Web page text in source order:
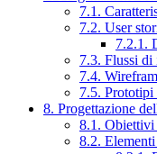
7.1.
7.2. User
7.2.1.
7.3. Flussi di
7.4.
7.5.
8. Progettazione
8.1. Obiettivi
8.2.